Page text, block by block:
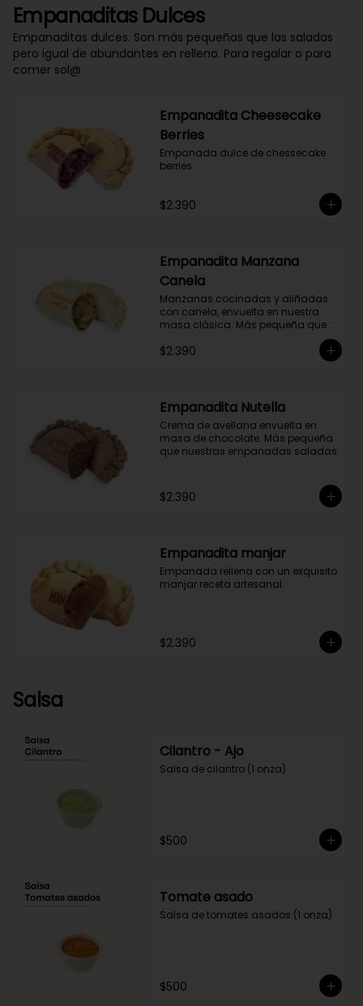
Empanaditas Dulces
Empanaditas dulces. Son más pequeñas que las saladas
pero igual de abundantes en relleno. Para regalar o para
comer sol@
Empanadita Cheesecake
Berries
Empanada dulce de chessecake
berries
$2.390
Empanadita Manzana
Canela
Manzanas cocinadas y aliñadas
con canela, envuelta en nuestra
masa clásica. Más pequeña que
$2.390
Empanadita Nutella
Crema de avellana envuelta en
masa de chocolate. Más pequeña
que nuestras empanadas saladas.
$2.390
Empanadita manjar
Empanada rellena con un exquisito
manjar receta artesanal.
$2.390
Salsa
Cilantro - Ajo
Salsa de cilantro (1 onza)
$500
Tomate asado
Salsa de tomates asados (1 onza)
$500